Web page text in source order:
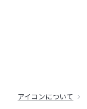
アイコンについて